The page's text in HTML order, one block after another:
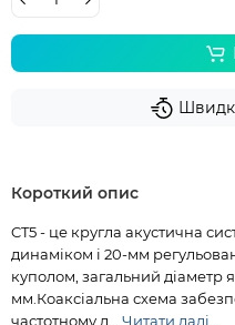
Короткий опис
CT5 - це кругла акустична
динаміком і 20-мм
куполом, загальний діаметр
мм.Коаксіальна схема
частотному д... Читати далі...